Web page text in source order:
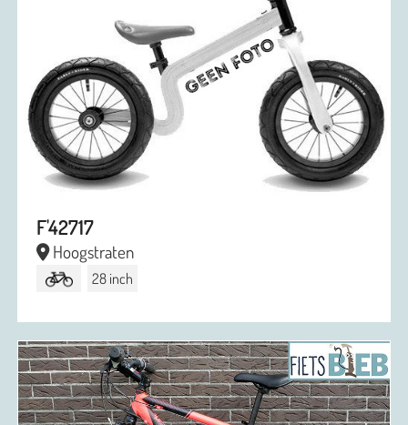
F'42717
Hoogstraten
28 inch